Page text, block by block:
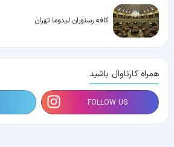
کافه رستوران لیدوما تهران
همراه کارناوال باشید
FOLLOW US